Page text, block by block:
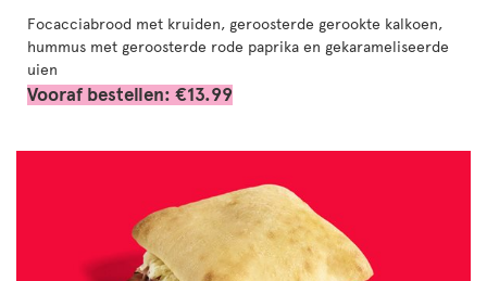
Focacciabrood met kruiden, geroosterde gerookte kalkoen,
hummus met geroosterde rode paprika en gekarameliseerde
uien
Vooraf bestellen: €13.99